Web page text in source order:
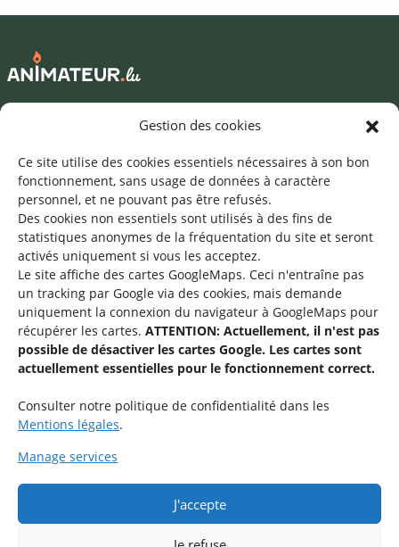
Gestion des cookies
Ce site utilise des cookies essentiels nécessaires à son bon
fonctionnement, sans usage de données à caractère
personnel, et ne pouvant pas être refusés.
Des cookies non essentiels sont utilisés à des fins de
statistiques anonymes de la fréquentation du site et seront
activés uniquement si vous les acceptez.
Le site affiche des cartes GoogleMaps. Ceci n'entraîne pas
un tracking par Google via des cookies, mais demande
uniquement la connexion du navigateur à GoogleMaps pour
récupérer les cartes. ATTENTION: Actuellement, il n'est pas
possible de désactiver les cartes Google. Les cartes sont
actuellement essentielles pour le fonctionnement correct.
Consulter notre politique de confidentialité dans les
Mentions légales.
Manage services
J'accepte
Mentions légales
Une offre du
Service national de la jeunesse
48-50 rue Charles Martel
Rejoignez le groupe « Aide-Animateur / Animateur / Aide-